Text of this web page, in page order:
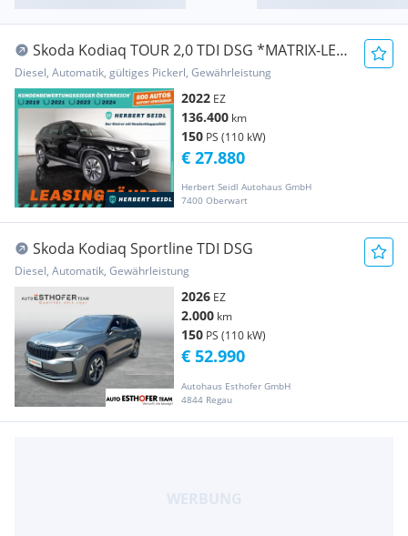
Skoda Kodiaq TOUR 2,0 TDI DSG *MATRIX-LED
/ 19 ZOLL /...
Diesel, Automatik, gültiges Pickerl, Gewährleistung
2022 EZ
136.400 km
150 PS (110 kW)
Herbert Seidl Autohaus GmbH
7400 Oberwart
€ 27.880
Skoda Kodiaq Sportline TDI DSG
Diesel, Automatik, Gewährleistung
2026 EZ
2.000 km
150 PS (110 kW)
Autohaus Esthofer GmbH
4844 Regau
€ 52.990